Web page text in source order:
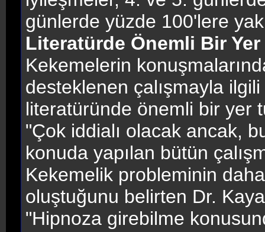
günlerde yüzde 100'lere
Literatürde Önemli Bir
Kekemelerin
desteklenen çalışmayla
literatüründe önemli bir yer
"Çok iddialı olacak ancak,
konuda yapılan bütün
Kekemelik probleminin
oluştuğunu belirten Dr.
"Hipnoza girebilme